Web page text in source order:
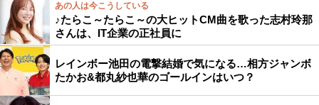
あの人は今こうしている
♪たらこ～たらこ～の大ヒットCM曲を歌った志村玲那
さんは、IT企業の正社員に
レインボー池田の電撃結婚で気になる…相方ジャンボ
たかお&都丸紗也華のゴールインはいつ？